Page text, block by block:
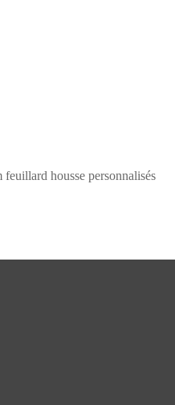
feuillard housse personnalisés